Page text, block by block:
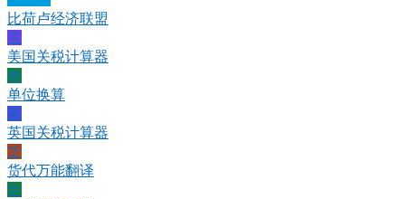
比荷卢经济联盟
美
美国关税计算器
单
单位换算
英
英国关税计算器
货
货代万能翻译
全